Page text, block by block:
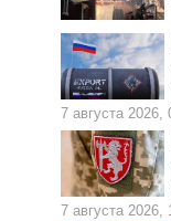
7 августа 2026,
7 августа 2026,